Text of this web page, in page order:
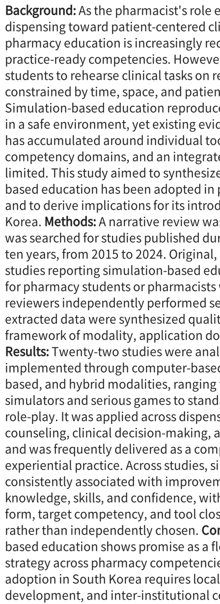
Background:As the pharmacist's role
dispensing toward patient-centered
pharmacy education is increasingly
practice-ready competencies.
students to rehearse clinical tasks on
constrained by time, space, and
Simulation-based education
in a safe environment, yet existing
has accumulated around individual
competency domains, and an
limited. This study aimed to
based education has been adopted
and to derive implications for its
Korea. Methods:A narrative review
was searched for studies published
ten years, from 2015 to 2024.
studies reporting simulation-based
for pharmacy students or
reviewers independently performed
extracted data were synthesized
framework of modality, application
Results:Twenty-two studies were
implemented through computer-
based, and hybrid modalities,
simulators and serious games to
role-play. It was applied across
counseling, clinical decision-making,
and was frequently delivered as a
experiential practice. Across studies,
consistently associated with
knowledge, skills, and confidence,
form, target competency, and tool
rather than independently chosen.
based education shows promise as a
strategy across pharmacy
adoption in South Korea requires
development, and inter-institutional